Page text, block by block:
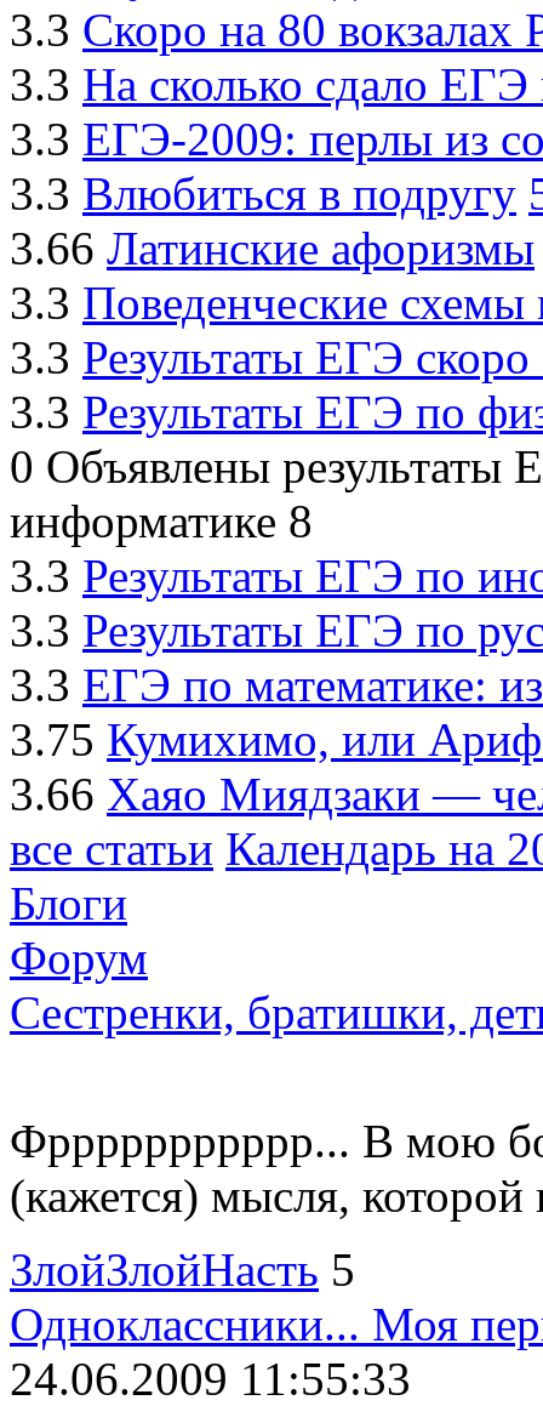
3.3 Скоро на 80 вокзалах
3.3 На сколько сдало ЕГЭ
3.3 ЕГЭ-2009: перлы из
3.3 Влюбиться в подругу
3.66 Латинские афоризмы
3.3 Поведенческие схемы
3.3 Результаты ЕГЭ скоро
3.3 Результаты ЕГЭ по
0 Объявлены результаты
информатике 8
3.3 Результаты ЕГЭ по
3.3 Результаты ЕГЭ по
3.3 ЕГЭ по математике:
3.75 Кумихимо, или
3.66 Хаяо Миядзаки —
все статьи Календарь на
Блоги
Форум
Сестренки, братишки,
Фррррррррррр... В мою
(кажется) мысля,
ЗлойЗлойНасть 5
Одноклассники... Моя
24.06.2009 11:55:33